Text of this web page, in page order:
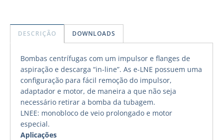
DESCRIÇÃO DOWNLOADS
Bombas centrífugas com um impulsor e flanges de
aspiração e descarga “in-line”. As e-LNE possuem uma
configuração para fácil remoção do impulsor,
adaptador e motor, de maneira a que não seja
necessário retirar a bomba da tubagem.
LNEE: monobloco de veio prolongado e motor
especial.
Aplicações